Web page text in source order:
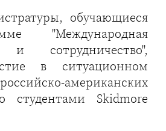
обучающиеся
"Международная
и сотрудничество",
в ситуационном
американских
студентами Skidmore